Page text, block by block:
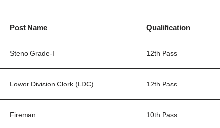
Post Name Qualification
Steno Grade-II 12th Pass
Lower Division Clerk (LDC) 12th Pass
Fireman 10th Pass